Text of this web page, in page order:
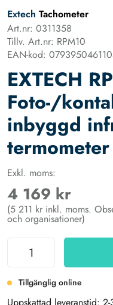
Extech Tachometer
Art.nr: 0311358
Tillv. Art.nr: RPM10
EAN-kod:
EXTECH
Foto-/
inbyggd
termometer
Exkl. moms:
4 169 kr
(5 211 kr inkl. moms.
och organisationer)
Tillgänglig online